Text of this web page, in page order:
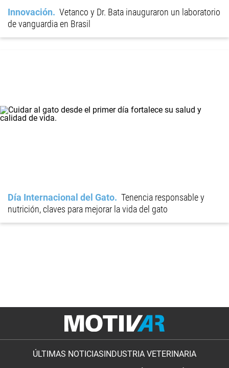
Innovación
Vetanco y Dr. Bata inauguraron un laboratorio
de vanguardia en Brasil
Día Internacional del Gato
Tenencia responsable y
nutrición, claves para mejorar la vida del gato
ÚLTIMAS NOTICIAS INDUSTRIA VETERINARIA